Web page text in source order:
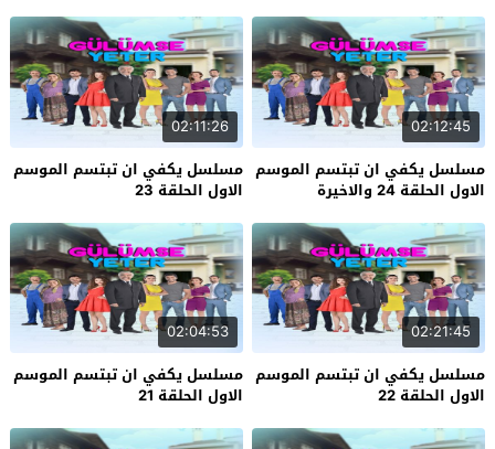
02:12:45
مسلسل يكفي ان تبتسم الموسم
الاول الحلقة 24 والاخيرة
02:11:26
مسلسل يكفي ان تبتسم الموسم
الاول الحلقة 23
02:21:45
مسلسل يكفي ان تبتسم الموسم
الاول الحلقة 22
02:04:53
مسلسل يكفي ان تبتسم الموسم
الاول الحلقة 21